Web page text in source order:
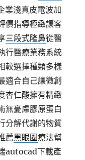
業淺真皮電波加
價指導極緻讓客
三段式隆鼻從醫
行醫療業務系統
較選擇種類多樣
適合自己讓微創
杏仁酸擁有精緻
無憂慮膠原蛋白
分解代謝的物質
薦黑眼圈療法幫
autocad下載產